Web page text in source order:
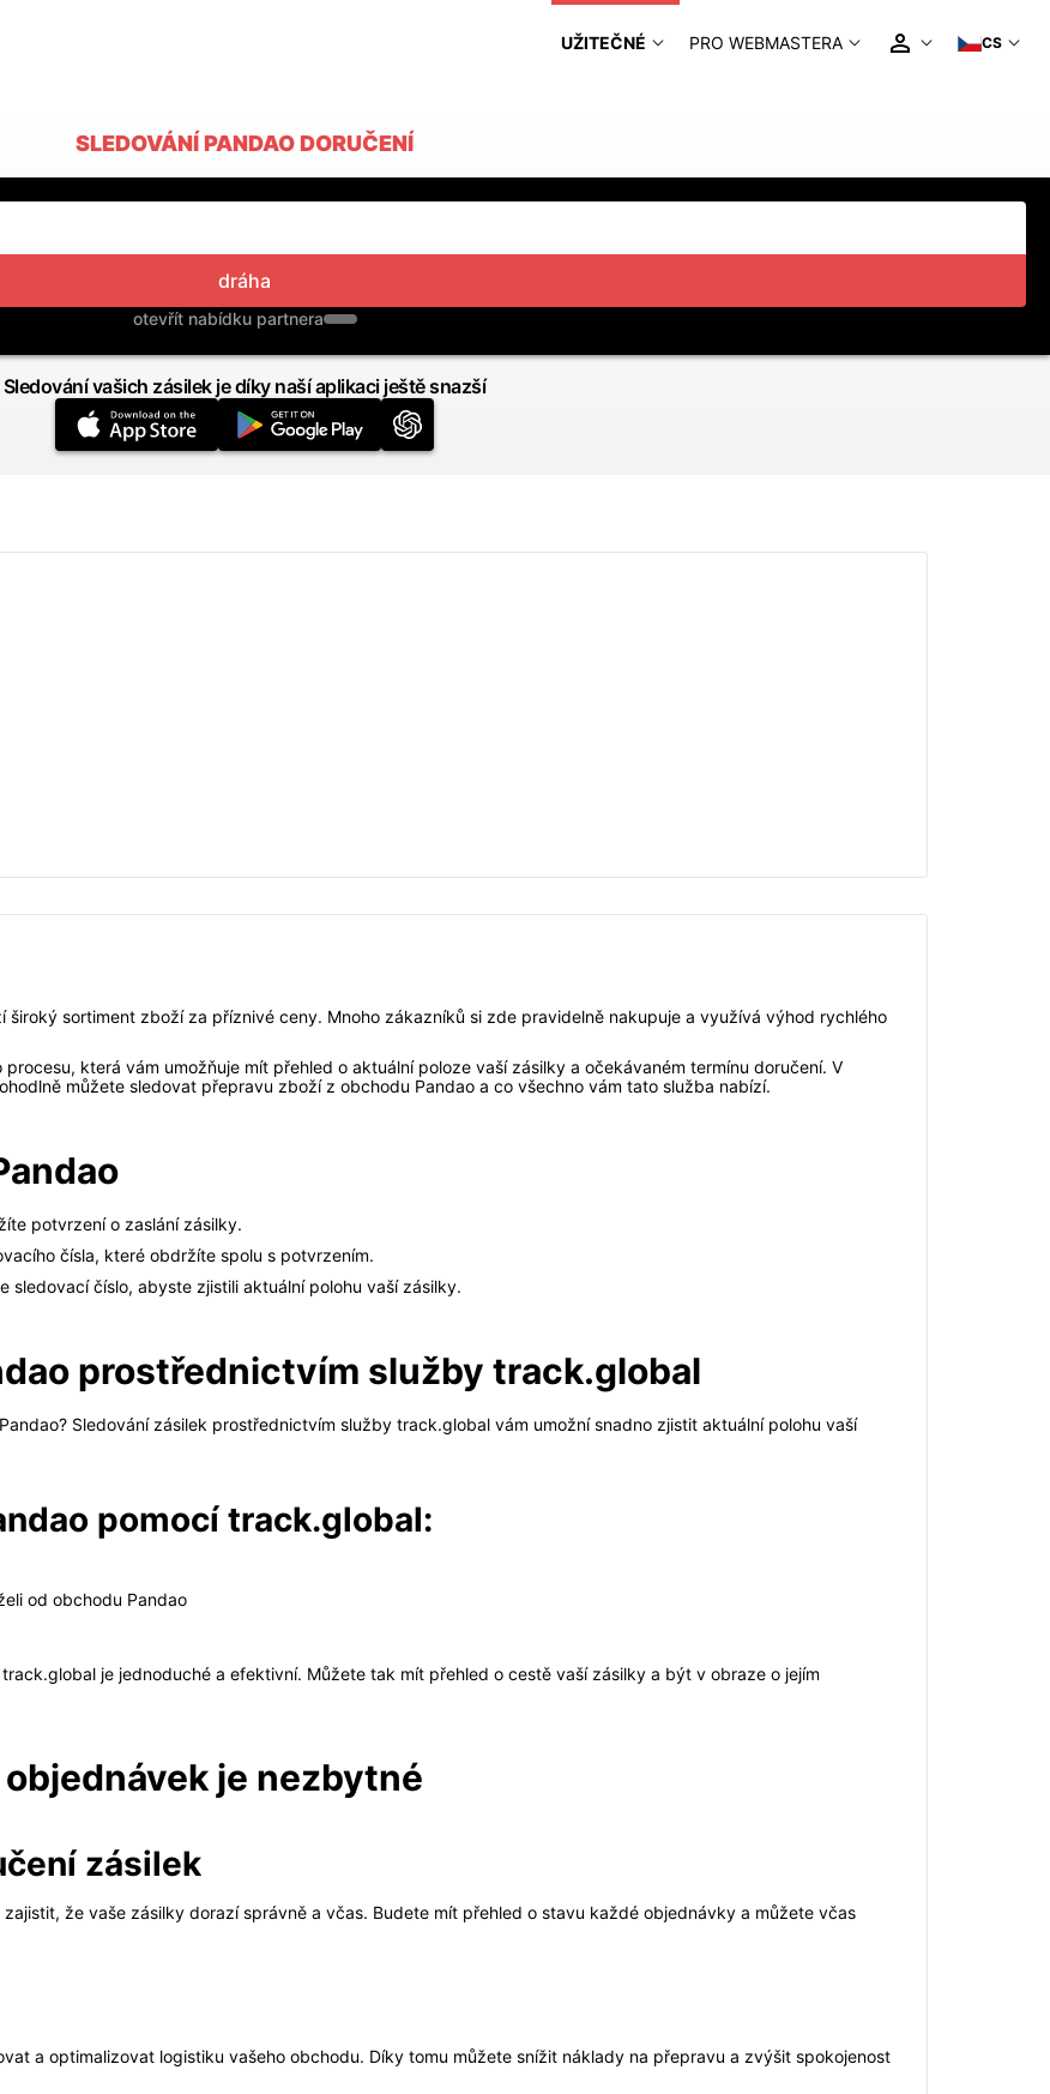
UŽITEČNÉ PRO WEBMASTERA CS
SLEDOVÁNÍ PANDAO DORUČENÍ
dráha
otevřít nabídku partnera
Sledování vašich zásilek je díky naší aplikaci ještě snazší
široký sortiment zboží za příznivé ceny. Mnoho zákazníků si zde pravidelně nakupuje a využívá výhod rychlého
která vám umožňuje mít přehled o aktuální poloze vaší zásilky a očekávaném termínu doručení. V
můžete sledovat přepravu zboží z obchodu Pandao a co všechno vám tato služba nabízí.
potvrzení o zaslání zásilky.
čísla, které obdržíte spolu s potvrzením.
číslo, abyste zjistili aktuální polohu vaší zásilky.
prostřednictvím služby track.global
Sledování zásilek prostřednictvím služby track.global vám umožní snadno zjistit aktuální polohu vaší
pomocí track.global:
od obchodu Pandao
je jednoduché a efektivní. Můžete tak mít přehled o cestě vaší zásilky a být v obraze o jejím
je nezbytné
zásilek
že vaše zásilky dorazí správně a včas. Budete mít přehled o stavu každé objednávky a můžete včas
a optimalizovat logistiku vašeho obchodu. Díky tomu můžete snížit náklady na přepravu a zvýšit spokojenost